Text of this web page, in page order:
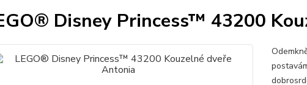
Disney Princess™ 43200